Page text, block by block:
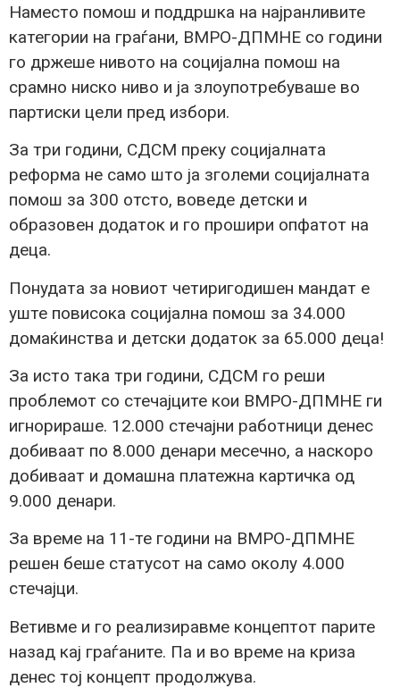
Наместо помош и поддршка на најранливите
категории на граѓани, ВМРО-ДПМНЕ со години
го држеше нивото на социјална помош на
срамно ниско ниво и ја злоупотребуваше во
партиски цели пред избори.
За три години, СДСМ преку социјалната
реформа не само што ја зголеми социјалната
помош за 300 отсто, воведе детски и
образовен додаток и го прошири опфатот на
деца.
Понудата за новиот четиригодишен мандат е
уште повисока социјална помош за 34.000
домаќинства и детски додаток за 65.000 деца!
За исто така три години, СДСМ го реши
проблемот со стечајците кои ВМРО-ДПМНЕ ги
игнорираше. 12.000 стечајни работници денес
добиваат по 8.000 денари месечно, а наскоро
добиваат и домашна платежна картичка од
9.000 денари.
За време на 11-те години на ВМРО-ДПМНЕ
решен беше статусот на само околу 4.000
стечајци.
Ветивме и го реализиравме концептот парите
назад кај граѓаните. Па и во време на криза
денес тој концепт продолжува.